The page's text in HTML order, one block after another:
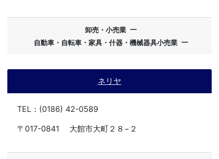
卸売・小売業 ー
自動車・自転車・家具・什器・機械器具小売業 ー
ネリヤ
TEL：(0186) 42-0589
〒017-0841
大館市大町２８−２